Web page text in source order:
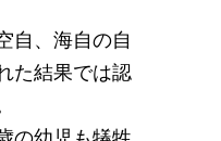
自、海自の自
た結果では認